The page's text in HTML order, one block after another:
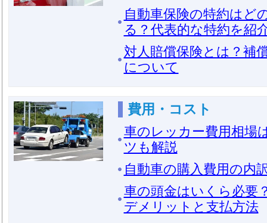
自動車保険の特約はど
る？代表的な特約を紹
対人賠償保険とは？補
について
費用・コスト
車のレッカー費用相場
ツも解説
自動車の購入費用の内
車の頭金はいくら必要
デメリットと支払方法